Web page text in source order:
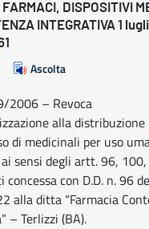
DISPOSITIVI
INTEGRATIVA 1
Ascolta
2006 – Revoca
alla distribuzione
di medicinali per uso
ai sensi degli artt. 96,
concessa con D.D. n. 96
alla ditta “Farmacia
– Terlizzi (BA).